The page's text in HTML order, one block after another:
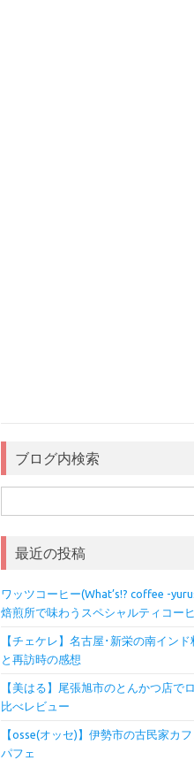
ブログ内検索
索:
最近の投稿
ワッツコーヒー(What’s!? coffee -
焙煎所で味わうスペシャルティコー
【チェケレ】名古屋･新栄の南イン
と再訪時の感想
【美はる】尾張旭市のとんかつ店で
比べレビュー
【osse(オッセ)】伊勢市の古民家カ
パフェ